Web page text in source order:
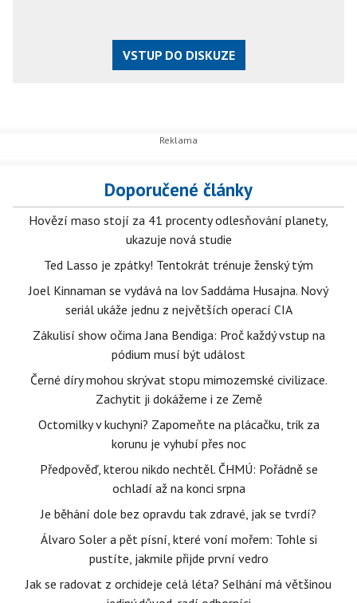
VSTUP DO DISKUZE
Doporučené články
Hovězí maso stojí za 41 procenty odlesňování planety,
ukazuje nová studie
Ted Lasso je zpátky! Tentokrát trénuje ženský tým
Joel Kinnaman se vydává na lov Saddáma Husajna. Nový
seriál ukáže jednu z největších operací CIA
Zákulisí show očima Jana Bendiga: Proč každý vstup na
pódium musí být událost
Černé díry mohou skrývat stopu mimozemské civilizace.
Zachytit ji dokážeme i ze Země
Octomilky v kuchyni? Zapomeňte na plácačku, trik za
korunu je vyhubí přes noc
Předpověď, kterou nikdo nechtěl. ČHMÚ: Pořádně se
ochladí až na konci srpna
Je běhání dole bez opravdu tak zdravé, jak se tvrdí?
Álvaro Soler a pět písní, které voní mořem: Tohle si
pustíte, jakmile přijde první vedro
Jak se radovat z orchideje celá léta? Selhání má většinou